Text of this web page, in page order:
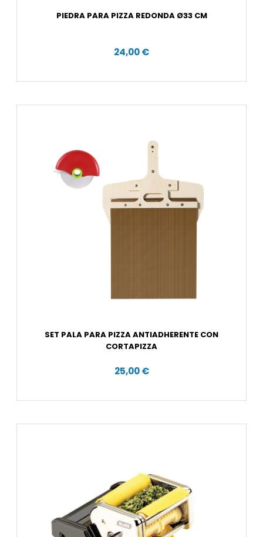
PIEDRA PARA PIZZA REDONDA Ø33 CM
24,00 €
SET PALA PARA PIZZA ANTIADHERENTE CON
CORTAPIZZA
25,00 €